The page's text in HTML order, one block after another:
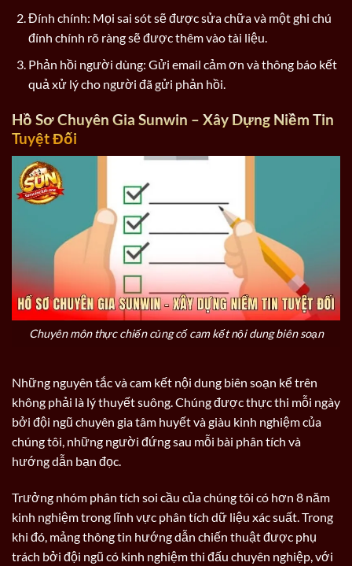
Đính chính: Mọi sai sót sẽ được sửa chữa và một ghi chú
đính chính rõ ràng sẽ được thêm vào tài liệu.
Phản hồi người dùng: Gửi email cảm ơn và thông báo kết
quả xử lý cho người đã gửi phản hồi.
Hồ Sơ Chuyên Gia Sunwin – Xây Dựng Niềm Tin
Tuyệt Đối
Chuyên môn thực chiến củng cố cam kết nội dung biên soạn
Những nguyên tắc và cam kết nội dung biên soạn kể trên
không phải là lý thuyết suông. Chúng được thực thi mỗi ngày
bởi đội ngũ chuyên gia tâm huyết và giàu kinh nghiệm của
chúng tôi, những người đứng sau mỗi bài phân tích và
hướng dẫn bạn đọc.
Trưởng nhóm phân tích soi cầu của chúng tôi có hơn 8 năm
kinh nghiệm trong lĩnh vực phân tích dữ liệu xác suất. Trong
khi đó, mảng thông tin hướng dẫn chiến thuật được phụ
trách bởi đội ngũ có kinh nghiệm thi đấu chuyên nghiệp, với